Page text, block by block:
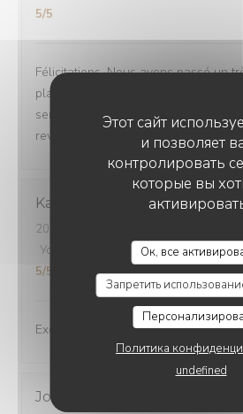
Этот сайт
и позволяет
контролировать
которые вы
Ок, все
Запретить
Политика
undefined
5/5
Félicitations. Nous avons passé un
plats étaient délicieux. Rien à redire
service. Tout était parfait. Nous
revenir🤣
Karen
2026-07-24
Услуги
Атмосфера:5/5 Меню:
5/5
Excellent experience!
Jocelyne